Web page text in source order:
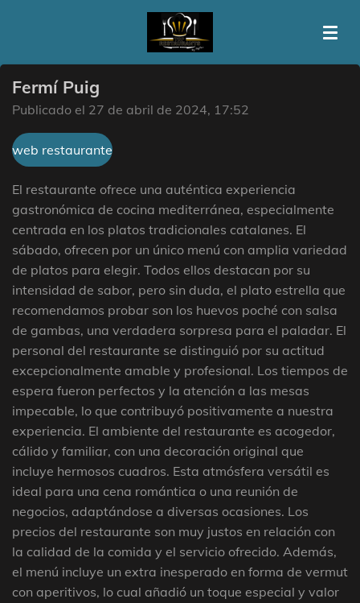
principal
Fermí Puig
Publicado el 27 de abril de 2024, 17:52
web restaurante
El restaurante ofrece una auténtica experiencia
gastronómica de cocina mediterránea, especialmente
centrada en los platos tradicionales catalanes. El
sábado, ofrecen por un único menú con amplia variedad
de platos para elegir. Todos ellos destacan por su
intensidad de sabor, pero sin duda, el plato estrella que
recomendamos probar son los huevos poché con salsa
de gambas, una verdadera sorpresa para el paladar. El
personal del restaurante se distinguió por su actitud
excepcionalmente amable y profesional. Los tiempos de
espera fueron perfectos y la atención a las mesas
impecable, lo que contribuyó positivamente a nuestra
experiencia. El ambiente del restaurante es acogedor,
cálido y familiar, con una decoración original que
incluye hermosos cuadros. Esta atmósfera versátil es
ideal para una cena romántica o una reunión de
negocios, adaptándose a diversas ocasiones. Los
precios del restaurante son muy justos en relación con
la calidad de la comida y el servicio ofrecido. Además,
el menú incluye un extra inesperado en forma de vermut
con aperitivos, lo cual añadió un toque especial y valor